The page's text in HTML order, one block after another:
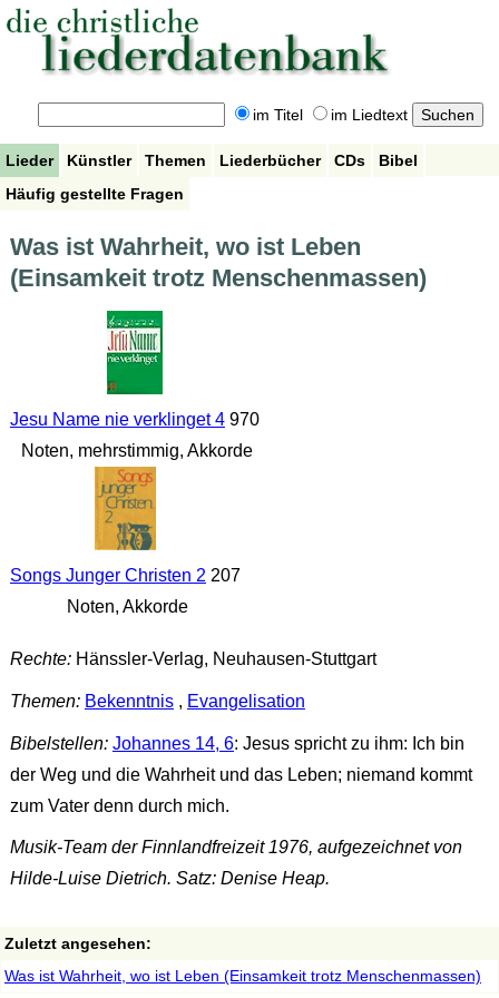
im Titel im Liedtext
Lieder Künstler Themen Liederbücher CDs
Bibel
Häufig gestellte Fragen
Was ist Wahrheit, wo ist Leben
(Einsamkeit trotz Menschenmassen)
Jesu Name nie verklinget 4970
Noten, mehrstimmig, Akkorde
Songs Junger Christen 2 207
Noten, Akkorde
Rechte:Hänssler-Verlag, Neuhausen-Stuttgart
Themen: Bekenntnis, Evangelisation
Bibelstellen: Johannes 14, 6: Jesus spricht zu ihm: Ich bin
der Weg und die Wahrheit und das Leben; niemand kommt
zum Vater denn durch mich.
Musik-Team der Finnlandfreizeit 1976, aufgezeichnet von
Hilde-Luise Dietrich. Satz: Denise Heap.
Zuletzt angesehen:
Was ist Wahrheit, wo ist Leben (Einsamkeit trotz Menschenmassen)